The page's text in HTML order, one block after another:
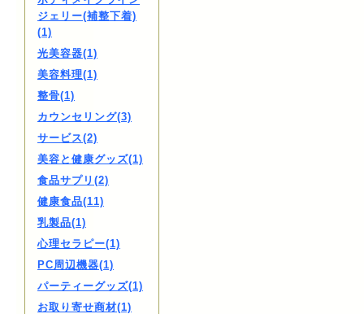
ジェリー(補整下着)
(1)
光美容器(1)
美容料理(1)
整骨(1)
カウンセリング(3)
サービス(2)
美容と健康グッズ(1)
食品サプリ(2)
健康食品(11)
乳製品(1)
心理セラピー(1)
PC周辺機器(1)
パーティーグッズ(1)
お取り寄せ商材(1)